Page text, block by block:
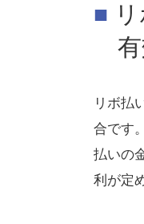
リボ払
合です
払いの
利が定